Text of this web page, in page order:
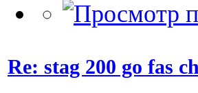
Re: stag 200 go fas